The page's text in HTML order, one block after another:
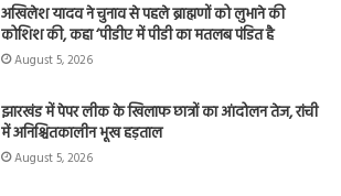
अखिलेश यादव ने चुनाव से पहले ब्राह्मणों को लुभाने की
कोशिश की, कहा ‘पीडीए में पीडी का मतलब पंडित है
August 5, 2026
झारखंड में पेपर लीक के खिलाफ छात्रों का आंदोलन तेज, रांची
में अनिश्चितकालीन भूख हड़ताल
August 5, 2026